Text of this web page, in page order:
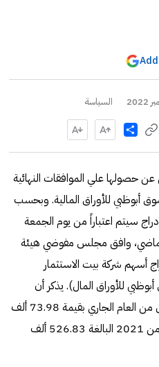
السياسة
Share
حصولها علي الموافقات النهائية
أبوظبي للأوراق المالية. وبحسب
سيتم اعتباراً من يوم الجمعة
وفي 21 يوليو الماضي، وافق مجلس مفوضي هيئة
أسهم شركة بيت الاستثمار
للأوراق المال). يذكر أن
الشركة تحولت للربحية في الربع الأول من العام الجاري بقيمة 73.98 ألف
دينار، مقابل خسائر الفترة المناظرة من 2021 البالغة 526.83 ألف